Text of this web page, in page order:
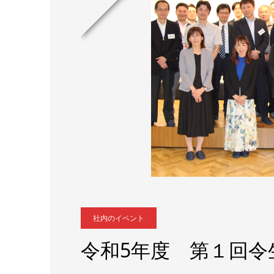
社内のイベント
令和5年度 第１回令